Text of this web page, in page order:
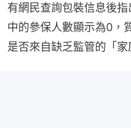
有網民查詢包裝信息後
中的參保人數顯示為0，
是否來自缺乏監管的「家